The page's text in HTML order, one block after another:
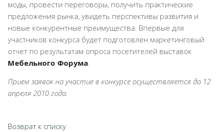
моды, провести переговоры, получить практические
предложения рынка, увидеть перспективы развития и
новые конкурентные преимущества. Впервые для
участников конкурса будет подготовлен маркетинговый
отчет по результатам опроса посетителей выставок
Мебельного Форума
Прием заявок на участие в конкурсе осуществляется до 12
апреля 2010 года.
Возврат к списку